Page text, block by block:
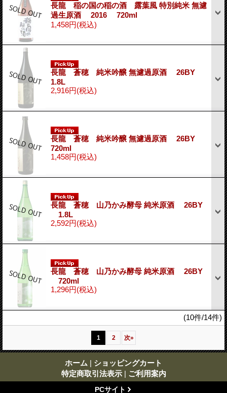
長龍 稲の国の稲の酒 露葉風 特別純米 無濾
過生原酒 2016 720ml
1,458円(税込)
長龍 蒼穂 純米吟醸 無濾過原酒 26BY
1.8L
2,916円(税込)
長龍 蒼穂 純米吟醸 無濾過原酒 26BY
720ml
1,458円(税込)
長龍 蒼穂 山乃かみ酵母 純米原酒 26BY
1.8L
2,592円(税込)
長龍 蒼穂 山乃かみ酵母 純米原酒 26BY
720ml
1,296円(税込)
(10件/14件)
1 2 次»
ホーム | ショッピングカート
特定商取引法表示 | ご利用案内
PCサイト